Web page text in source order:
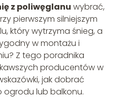
z poliwęglanu wybrać,
pierwszym silniejszym
który wytrzyma śnieg, a
w montażu i
Z tego poradnika
producentów w
jak dobrać
ogrodu lub balkonu.